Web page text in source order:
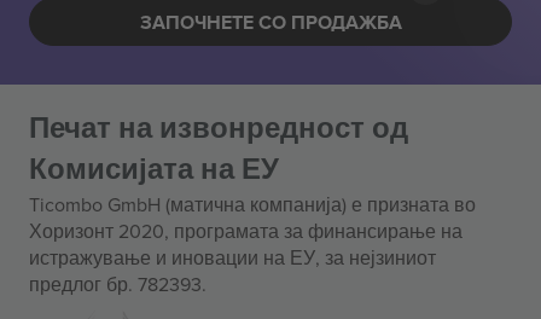
ЗАПОЧНЕТЕ СО ПРОДАЖБА
Печат на извонредност од
Комисијата на ЕУ
Ticombo GmbH (матична компанија) е призната во
Хоризонт 2020, програмата за финансирање на
истражување и иновации на ЕУ, за нејзиниот
предлог бр. 782393.